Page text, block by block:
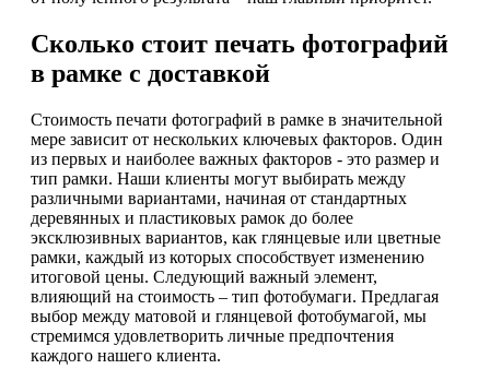
Сколько стоит печать фотографий
в рамке с доставкой
Стоимость печати фотографий в рамке в значительной
мере зависит от нескольких ключевых факторов. Один
из первых и наиболее важных факторов - это размер и
тип рамки. Наши клиенты могут выбирать между
различными вариантами, начиная от стандартных
деревянных и пластиковых рамок до более
эксклюзивных вариантов, как глянцевые или цветные
рамки, каждый из которых способствует изменению
итоговой цены. Следующий важный элемент,
влияющий на стоимость – тип фотобумаги. Предлагая
выбор между матовой и глянцевой фотобумагой, мы
стремимся удовлетворить личные предпочтения
каждого нашего клиента.